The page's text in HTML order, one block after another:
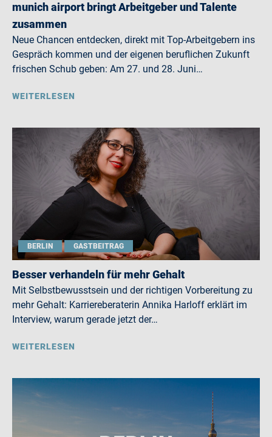
munich airport bringt Arbeitgeber und Talente
zusammen
Neue Chancen entdecken, direkt mit Top-Arbeitgebern ins
Gespräch kommen und der eigenen beruflichen Zukunft
frischen Schub geben: Am 27. und 28. Juni…
WEITERLESEN
BERLIN GASTBEITRAG
Besser verhandeln für mehr Gehalt
Mit Selbstbewusstsein und der richtigen Vorbereitung zu
mehr Gehalt: Karriereberaterin Annika Harloff erklärt im
Interview, warum gerade jetzt der…
WEITERLESEN